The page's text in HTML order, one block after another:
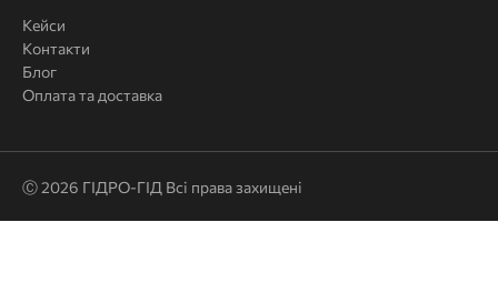
компанію
Кейси
Контакти
Блог
Оплата та доставка
Ⓒ 2026 ГІДРО-ГІД Всі права захищені